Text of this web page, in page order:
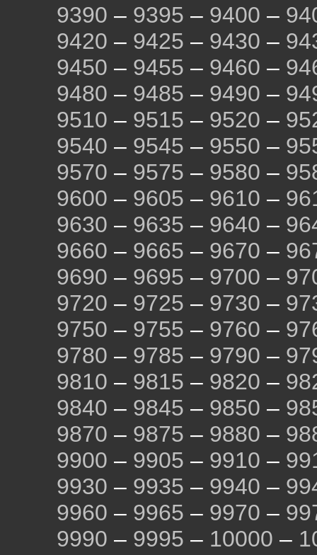
9390 – 9395 – 9400 –
9420 – 9425 – 9430 –
9450 – 9455 – 9460 –
9480 – 9485 – 9490 –
9510 – 9515 – 9520 –
9540 – 9545 – 9550 –
9570 – 9575 – 9580 –
9600 – 9605 – 9610 –
9630 – 9635 – 9640 –
9660 – 9665 – 9670 –
9690 – 9695 – 9700 –
9720 – 9725 – 9730 –
9750 – 9755 – 9760 –
9780 – 9785 – 9790 –
9810 – 9815 – 9820 –
9840 – 9845 – 9850 –
9870 – 9875 – 9880 –
9900 – 9905 – 9910 –
9930 – 9935 – 9940 –
9960 – 9965 – 9970 –
9990 – 9995 – 10000 –